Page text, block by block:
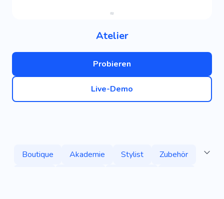
Atelier
Probieren
Live-Demo
Boutique Akademie Stylist
Zubehör